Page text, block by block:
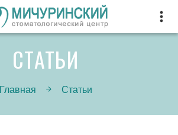
СТАТЬИ
Главная Статьи